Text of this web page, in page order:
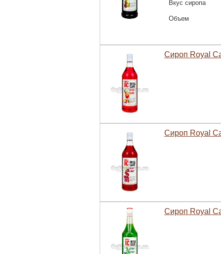
Вкус сиропа
Объем
Сироп Royal
Сироп Royal
Сироп Royal